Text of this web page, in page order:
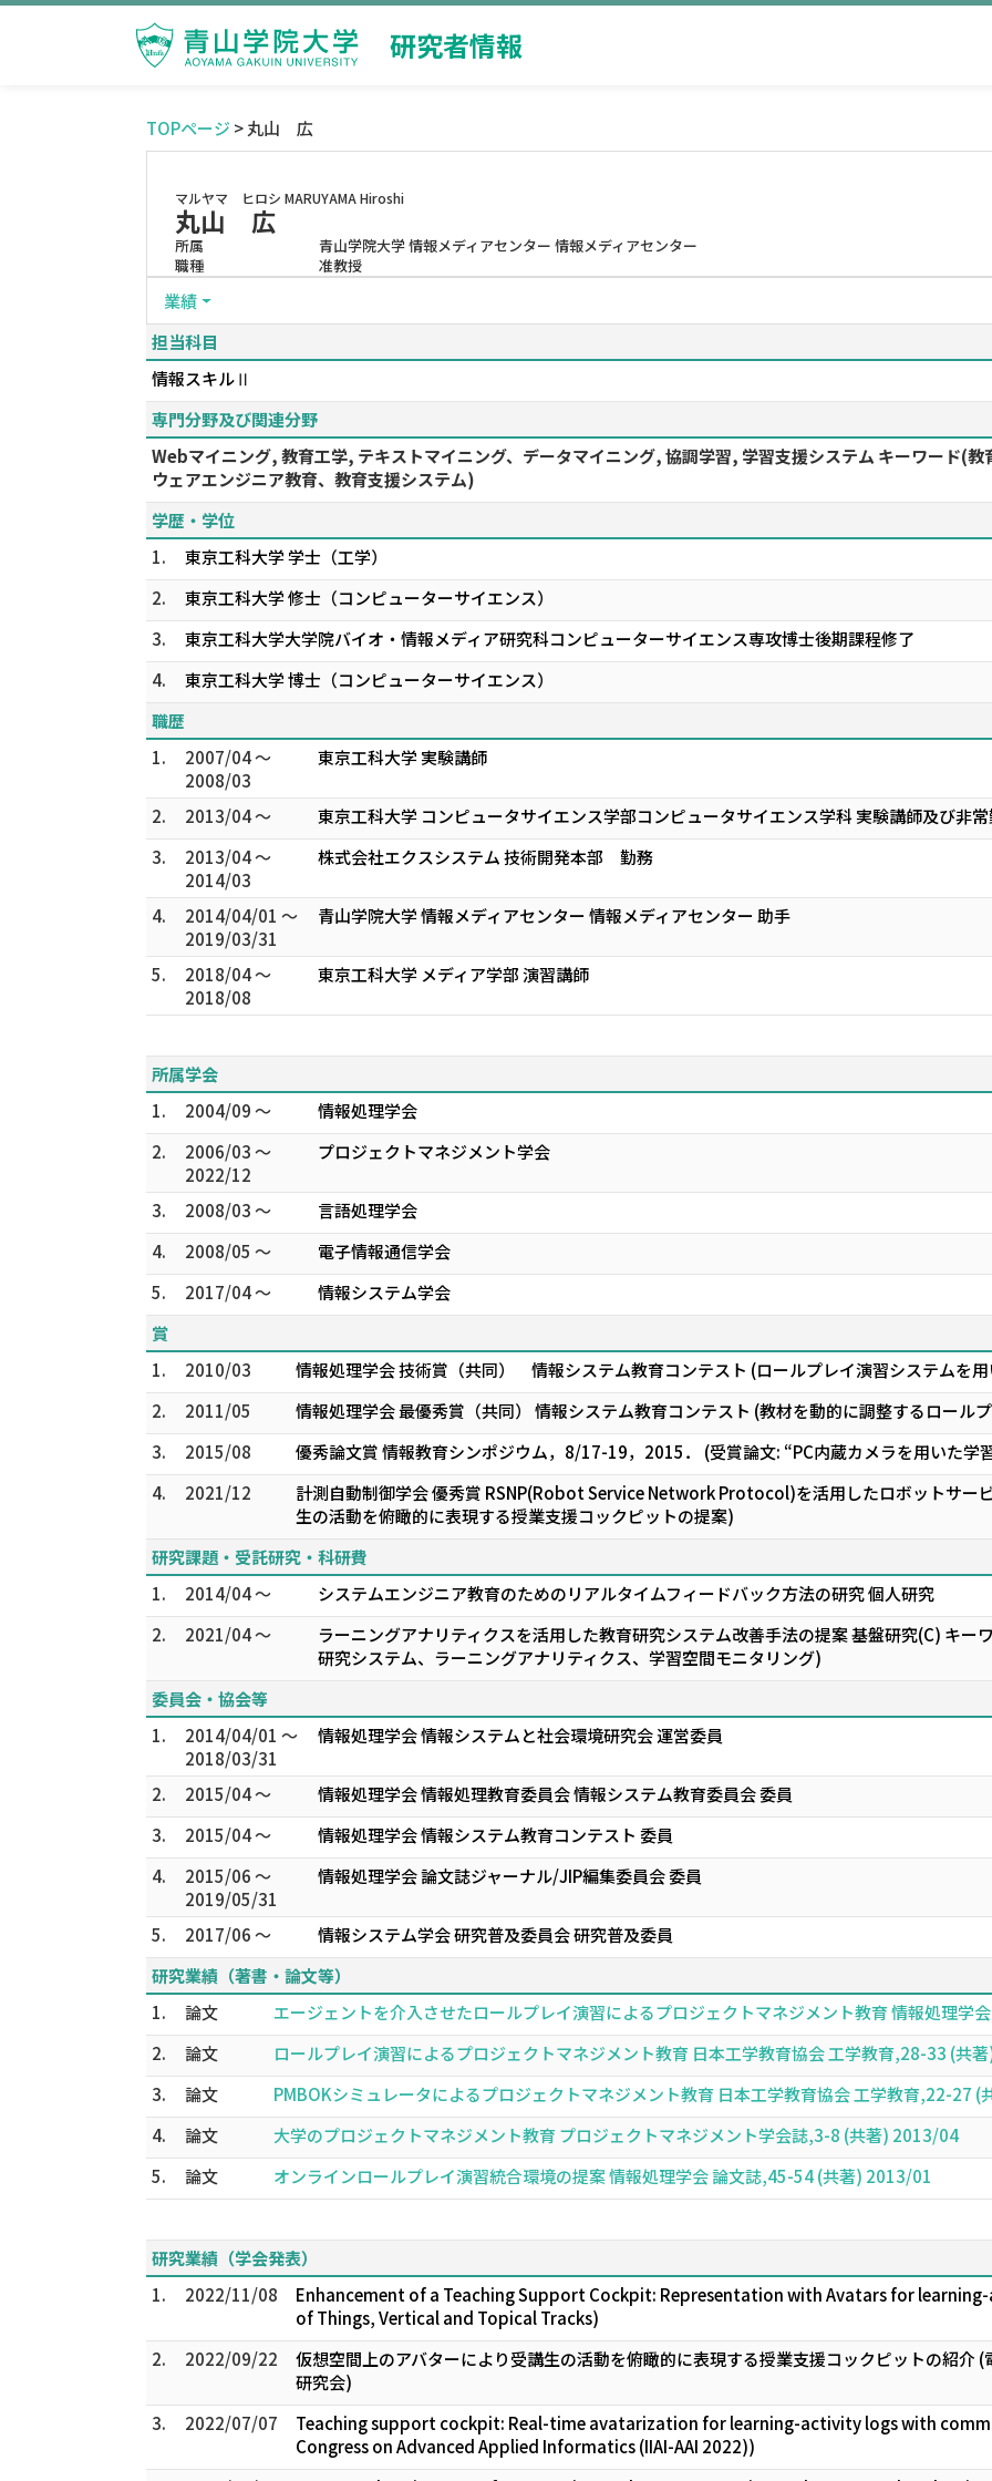
研究者情報
TOPページ > 丸山 広
マルヤマ ヒロシ MARUYAMA Hiroshi
丸山 広
所属
青山学院大学 情報メディアセンター 情報メディアセンター
職種
准教授
業績
担当科目
情報スキルⅡ
専門分野及び関連分野
Webマイニング, 教育工学, テキストマイニング、データマイニング, 協調学習, 学習支援システム キーワード(
ウェアエンジニア教育、教育支援システム)
学歴・学位
1.
東京工科大学 学士（工学）
2.
東京工科大学 修士（コンピューターサイエンス）
3.
東京工科大学大学院バイオ・情報メディア研究科コンピューターサイエンス専攻博士後期課程修了
4.
東京工科大学 博士（コンピューターサイエンス）
職歴
1.
2007/04 ～
2008/03
東京工科大学 実験講師
2. 2013/04 ～
東京工科大学 コンピュータサイエンス学部コンピュータサイエンス学科 実験講師及び非
3.
2013/04 ～
2014/03
株式会社エクスシステム 技術開発本部 勤務
4.
2014/04/01 ～
2019/03/31
青山学院大学 情報メディアセンター 情報メディアセンター 助手
5.
2018/04 ～
2018/08
東京工科大学 メディア学部 演習講師
所属学会
1.
2004/09 ～
情報処理学会
2.
2006/03 ～
2022/12
プロジェクトマネジメント学会
3. 2008/03 ～
言語処理学会
4.
2008/05 ～
電子情報通信学会
5.
2017/04 ～
情報システム学会
賞
1.
2010/03
情報処理学会 技術賞（共同） 情報システム教育コンテスト (ロールプレイ演習システムを
2.
2011/05
情報処理学会 最優秀賞（共同） 情報システム教育コンテスト (教材を動的に調整するロール
3.
2015/08
優秀論文賞 情報教育シンポジウム，8/17-19，2015． (受賞論文: “PC内蔵カメラを用いた学
4.
2021/12
計測自動制御学会 優秀賞 RSNP(Robot Service Network Protocol)を活用したロボットサー
生の活動を俯瞰的に表現する授業支援コックピットの提案)
研究課題・受託研究・科研費
1.
2014/04 ～
システムエンジニア教育のためのリアルタイムフィードバック方法の研究 個人研究
2.
2021/04 ～
ラーニングアナリティクスを活用した教育研究システム改善手法の提案 基盤研究(C) キ
研究システム、ラーニングアナリティクス、学習空間モニタリング)
委員会・協会等
1.
2014/04/01 ～
2018/03/31
情報処理学会 情報システムと社会環境研究会 運営委員
2. 2015/04 ～
情報処理学会 情報処理教育委員会 情報システム教育委員会 委員
3.
2015/04 ～
情報処理学会 情報システム教育コンテスト 委員
4.
2015/06 ～
2019/05/31
情報処理学会 論文誌ジャーナル/JIP編集委員会 委員
5. 2017/06 ～
情報システム学会 研究普及委員会 研究普及委員
研究業績（著書・論文等）
1.
論文
エージェントを介入させたロールプレイ演習によるプロジェクトマネジメント教育 情報処理学
2.
論文
ロールプレイ演習によるプロジェクトマネジメント教育 日本工学教育協会 工学教育,28-33 (共
3.
論文
PMBOKシミュレータによるプロジェクトマネジメント教育 日本工学教育協会 工学教育,22-27
4.
論文
大学のプロジェクトマネジメント教育 プロジェクトマネジメント学会誌,3-8 (共著) 2013/04
5.
論文 オンラインロールプレイ演習統合環境の提案 情報処理学会 論文誌,45-54 (共著) 2013/01
研究業績（学会発表）
1.
2022/11/08
Enhancement of a Teaching Support Cockpit: Representation with Avatars for
of Things, Vertical and Topical Tracks)
2.
2022/09/22
仮想空間上のアバターにより受講生の活動を俯瞰的に表現する授業支援コックピットの紹介
研究会)
3.
2022/07/07
Teaching support cockpit: Real-time avatarization for learning-activity logs with
Congress on Advanced Applied Informatics (IIAI-AAI 2022))